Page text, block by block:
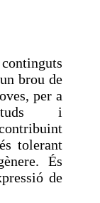
brou de
per a
i
tolerant
És
de